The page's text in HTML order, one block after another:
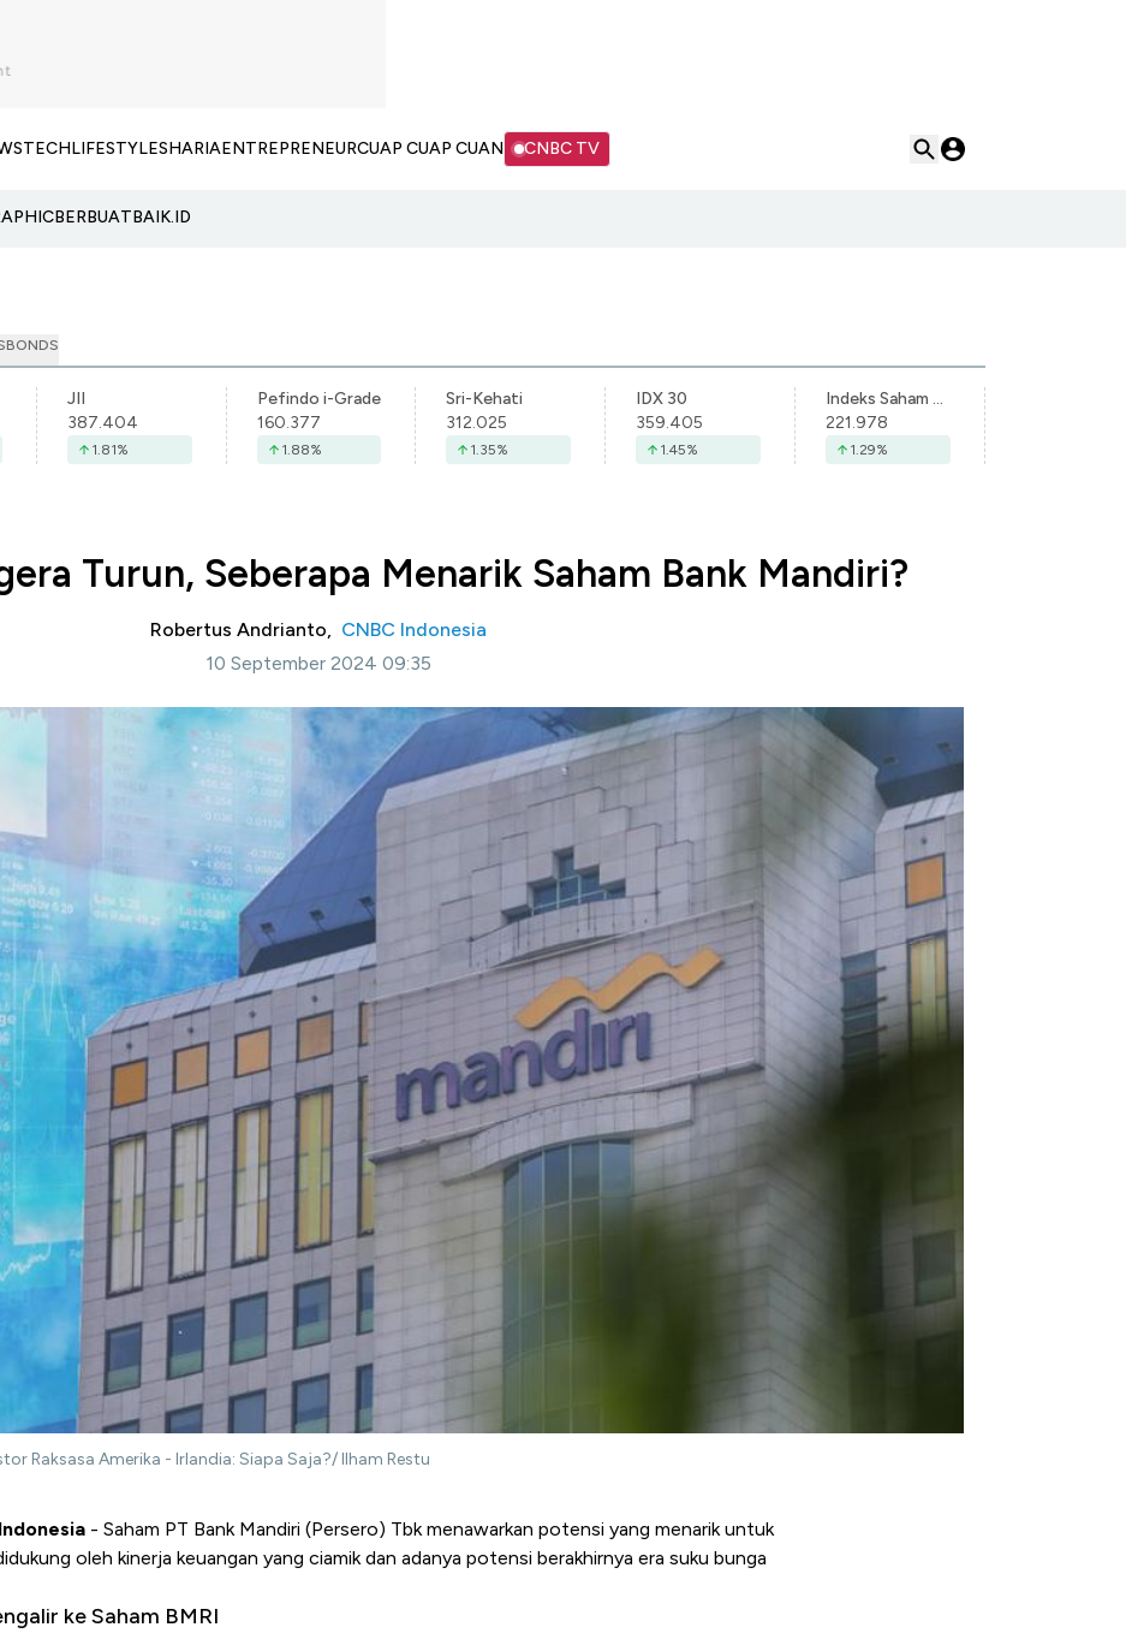
TECHLIFESTYLESHARIAENTREPRENEURCUAP CUAP CUAN CNBC TV
BERBUATBAIK.ID
BONDS
JII
387.404
1.81%
Pefindo i-Grade
160.377
1.88%
Sri-Kehati
312.025
1.35%
IDX 30
359.405
1.45%
Indeks Saham Syariah Indonesia
221.978
1.29%
Turun, Seberapa Menarik Saham Bank Mandiri?
Robertus Andrianto, CNBC Indonesia
10 September 2024 09:35
Raksasa Amerika - Irlandia: Siapa Saja?/ Ilham Restu
- Saham PT Bank Mandiri (Persero) Tbk menawarkan potensi yang menarik untuk
oleh kinerja keuangan yang ciamik dan adanya potensi berakhirnya era suku bunga
ke Saham BMRI